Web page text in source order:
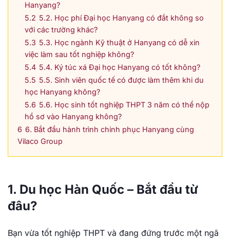
Hanyang?
5.2 5.2. Học phí Đại học Hanyang có đắt không so
với các trường khác?
5.3 5.3. Học ngành Kỹ thuật ở Hanyang có dễ xin
việc làm sau tốt nghiệp không?
5.4 5.4. Ký túc xá Đại học Hanyang có tốt không?
5.5 5.5. Sinh viên quốc tế có được làm thêm khi du
học Hanyang không?
5.6 5.6. Học sinh tốt nghiệp THPT 3 năm có thể nộp
hồ sơ vào Hanyang không?
6 6. Bắt đầu hành trình chinh phục Hanyang cùng
Vilaco Group
1. Du học Hàn Quốc – Bắt đầu từ
đâu?
Bạn vừa tốt nghiệp THPT và đang đứng trước một ngã